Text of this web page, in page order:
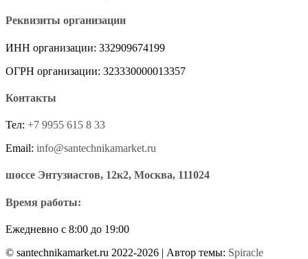
Реквизиты организации
ИНН организации: 332909674199
ОГРН организации: 323330000013357
Контакты
Тел: +7 9955 615 8 33
Email: info@santechnikamarket.ru
шоссе Энтузиастов, 12к2, Москва, 111024
Время работы:
Ежедневно с 8:00 до 19:00
© santechnikamarket.ru 2022-2026 | Автор темы: Spiracle